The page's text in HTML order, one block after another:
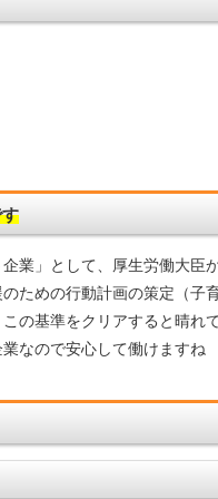
業」として、厚生労働大臣
ための行動計画の策定（子
の基準をクリアすると晴れ
なので安心して働けますね